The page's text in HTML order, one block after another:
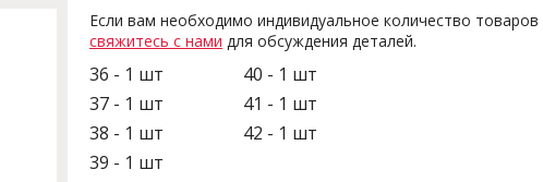
Если вам необходимо индивидуальное количество
свяжитесь с нами для обсуждения деталей.
36 - 1 шт
37 - 1 шт
38 - 1 шт
39 - 1 шт
40 - 1 шт
41 - 1 шт
42 - 1 шт